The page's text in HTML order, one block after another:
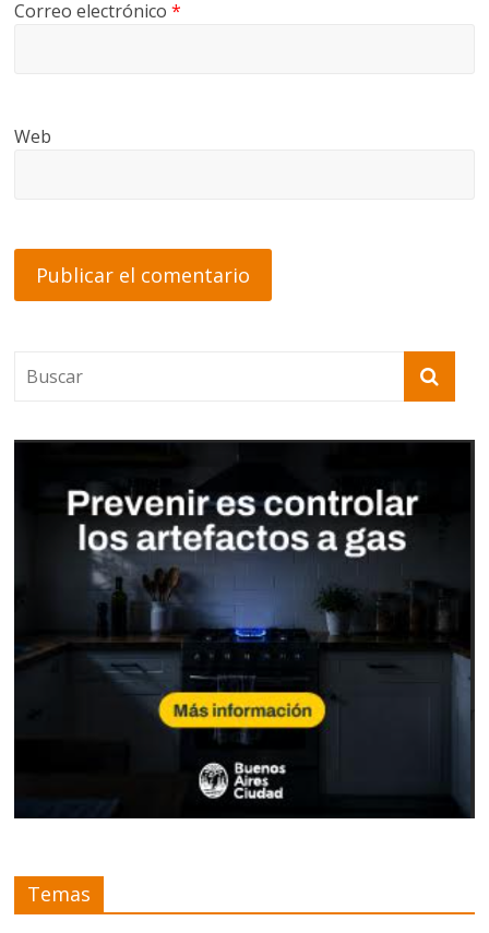
Correo electrónico*
Web
Temas